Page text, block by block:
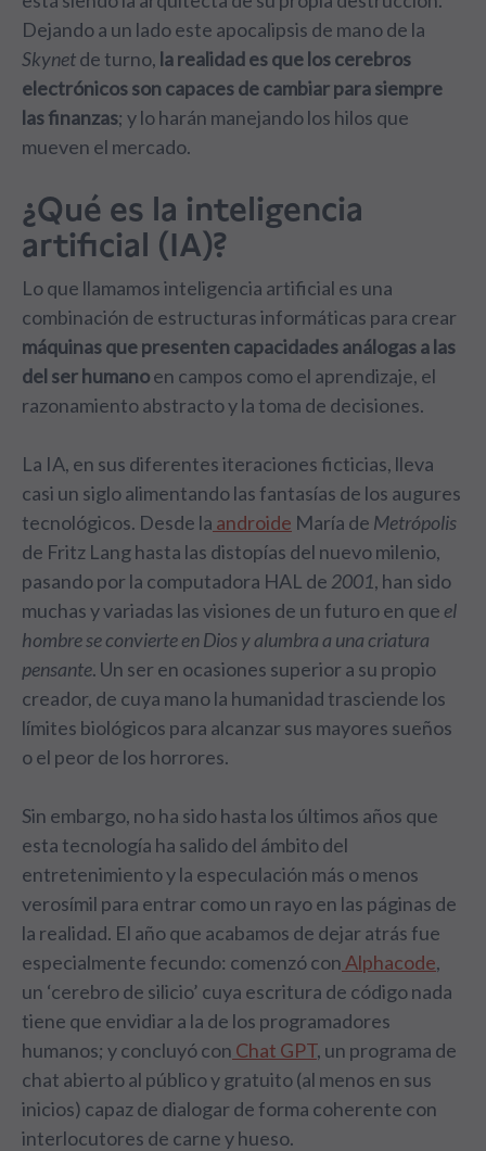
Dejando a un lado este apocalipsis de mano de la
Skynetde turno, la realidad es que los cerebros
electrónicos son capaces de cambiar para siempre
las finanzas; y lo harán manejando los hilos que
mueven el mercado.
¿Qué es la inteligencia
artificial (IA)?
Lo que llamamos inteligencia artificial es una
combinación de estructuras informáticas para crear
máquinas que presenten capacidades análogas a las
del ser humanoen campos como el aprendizaje, el
razonamiento abstracto y la toma de decisiones.
La IA, en sus diferentes iteraciones ficticias, lleva
casi un siglo alimentando las fantasías de los augures
tecnológicos. Desde la androide María de Metrópolis
de Fritz Lang hasta las distopías del nuevo milenio,
pasando por la computadora HAL de 2001, han sido
muchas y variadas las visiones de un futuro en que el
hombre se convierte en Dios y alumbra a una criatura
pensante. Un ser en ocasiones superior a su propio
creador, de cuya mano la humanidad trasciende los
límites biológicos para alcanzar sus mayores sueños
o el peor de los horrores.
Sin embargo, no ha sido hasta los últimos años que
esta tecnología ha salido del ámbito del
entretenimiento y la especulación más o menos
verosímil para entrar como un rayo en las páginas de
la realidad. El año que acabamos de dejar atrás fue
especialmente fecundo: comenzó con Alphacode,
un ‘cerebro de silicio’ cuya escritura de código nada
tiene que envidiar a la de los programadores
humanos; y concluyó con Chat GPT, un programa de
chat abierto al público y gratuito (al menos en sus
inicios) capaz de dialogar de forma coherente con
interlocutores de carne y hueso.